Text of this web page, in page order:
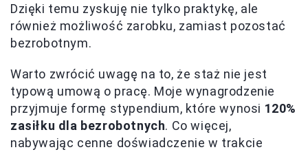
Dzięki temu zyskuję nie tylko praktykę, ale
również możliwość zarobku, zamiast pozostać
bezrobotnym.
Warto zwrócić uwagę na to, że staż nie jest
typową umową o pracę. Moje wynagrodzenie
przyjmuje formę stypendium, które wynosi 120%
zasiłku dla bezrobotnych. Co więcej,
nabywając cenne doświadczenie w trakcie